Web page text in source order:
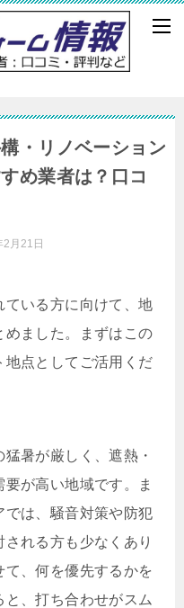
・リノベーション
め業者は？口コ
月21日
いる方に向けて、地
めました。まずはこの
点としてご活用くだ
暑が厳しく、遮熱・
が高い地域です。ま
では、騒音対策や防犯
れる方も少なくあり
て、何を優先するかを
、打ち合わせがスム